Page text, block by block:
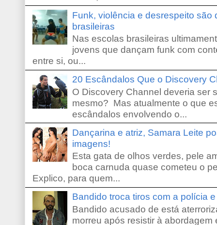
Funk, violência e desrespeito são
brasileiras
Nas escolas brasileiras
jovens que dançam funk com
entre si, ou...
20 Escândalos Que o Discovery
O Discovery Channel deveria ser
mesmo? Mas atualmente o que
escândalos envolvendo o...
Dançarina e atriz, Samara Leite
imagens!
Esta gata de olhos verdes, pele
boca carnuda quase cometeu o
Explico, para quem...
Bandido troca tiros com a polícia
Bandido acusado de está
morreu após resistir à